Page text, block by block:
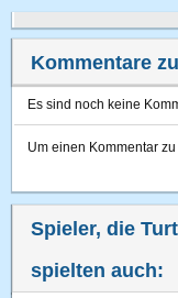
Kommentare
Es sind noch keine
Um einen Kommentar
Spieler, die
spielten auch: